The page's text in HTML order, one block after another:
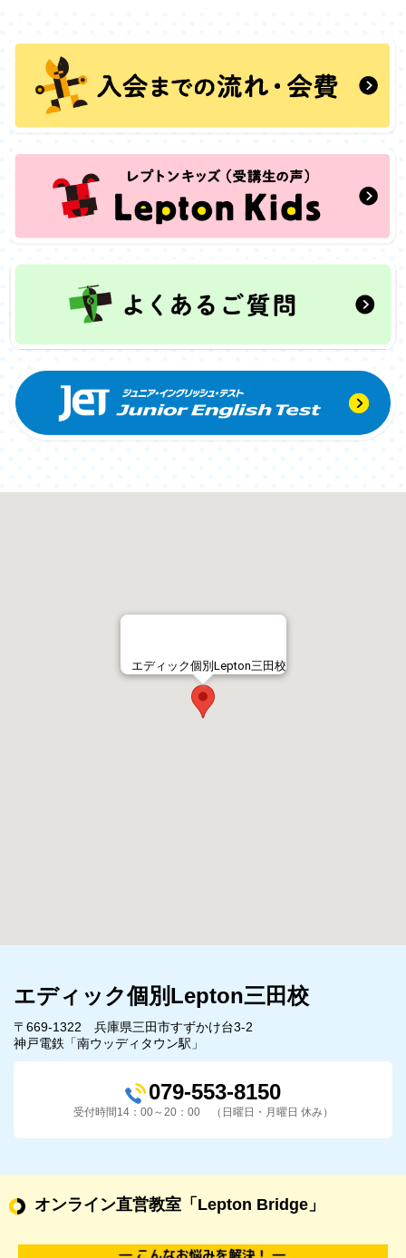
エディック個別Lepton三田校
エディック個別Lepton三田校
〒669-1322 兵庫県三田市すずかけ台3-2
神戸電鉄「南ウッディタウン駅」
079-553-8150
受付時間14：00～20：00 （日曜日・月曜日 休み）
オンライン直営教室 「Lepton Bridge」